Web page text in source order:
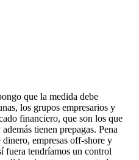
que la medida debe
los grupos empresarios y
financiero, que son los que
tienen prepagas. Pena
empresas off-shore y
fuera tendríamos un control